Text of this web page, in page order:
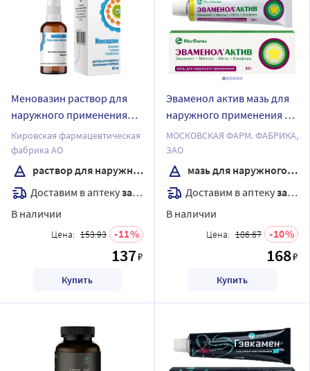
Меновазин раствор для
наружного применения
спиртовой 40 мл
комплектность насадка
распылительная флакон
Кировская фармацевтическая
фабрика АО
раствор для наружного применения
Доставим в аптекузавтра
В наличии
Цена: 153.93 11
137₽
Купить
Эваменол актив мазь для
наружного применения 30
гр
МОСКОВСКАЯ ФАРМ. ФАБРИКА,
ЗАО
мазь для наружного применения
Доставим в аптекузавтра
В наличии
Цена: 186.67 10
168₽
Купить